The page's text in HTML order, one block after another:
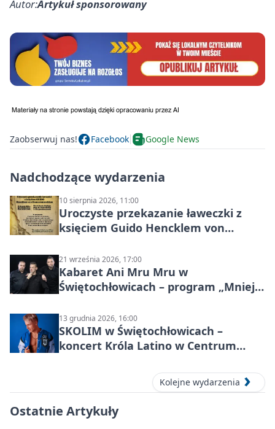
Autor:Artykuł sponsorowany
Zaobserwuj nas! Facebook Google News
Nadchodzące wydarzenia
10 sierpnia 2026, 11:00
Uroczyste przekazanie ławeczki z
księciem Guido Hencklem von
21 września 2026, 17:00
Kabaret Ani Mru Mru w
Świętochłowicach – program „Mniej
13 grudnia 2026, 16:00
SKOLIM w Świętochłowicach –
koncert Króla Latino w Centrum
Kolejne wydarzenia
Ostatnie Artykuły